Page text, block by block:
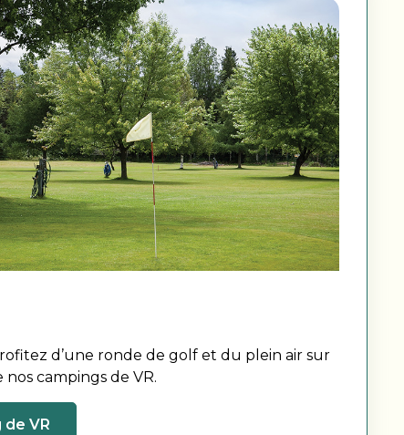
d’une ronde de golf et du plein air sur
campings de VR.
VR